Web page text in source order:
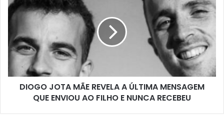
DIOGO JOTA MÃE REVELA A ÚLTIMA MENSAGEM
QUE ENVIOU AO FILHO E NUNCA RECEBEU